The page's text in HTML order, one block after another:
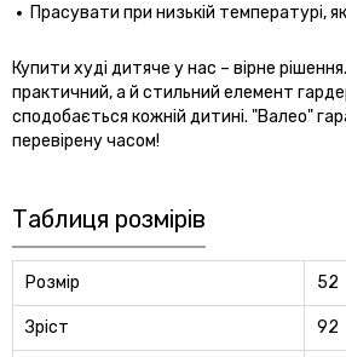
Прасувати при низькій температурі,
Купити худі дитяче у нас – вірне
практичний, а й стильний елемент
сподобається кожній дитині. "Валео"
перевірену часом!
Таблиця розмірів
Розмір 52
Зріст 92